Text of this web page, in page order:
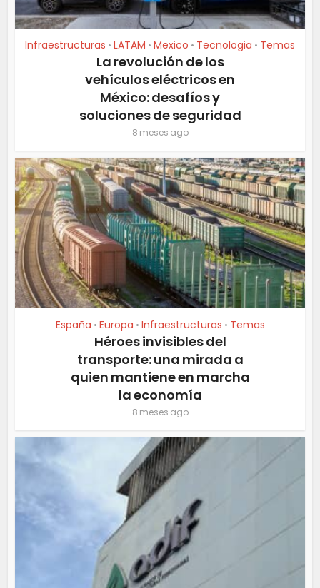
Infraestructuras • LATAM • Mexico • Tecnologia • Temas
La revolución de los
vehículos eléctricos en
México: desafíos y
soluciones de seguridad
8 meses ago
España • Europa • Infraestructuras • Temas
Héroes invisibles del
transporte: una mirada a
quien mantiene en marcha
la economía
8 meses ago